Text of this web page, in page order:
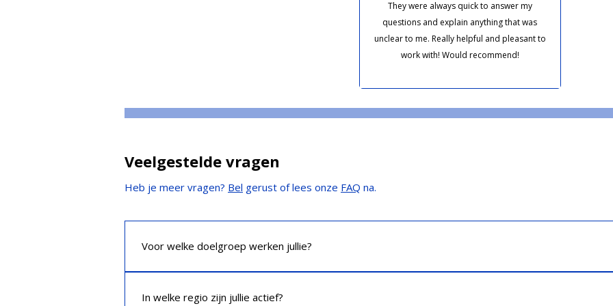
They were always quick to answer my
questions and explain anything that was
unclear to me. Really helpful and pleasant to
work with! Would recommend!
Veelgestelde vragen
Heb je meer vragen? Bel gerust of lees onze FAQ na.
Voor welke doelgroep werken jullie?
nodig hebt bij je belastingaangifte: wij sluiten aan op wat jij nodig hebt.
In welke regio zijn jullie actief?